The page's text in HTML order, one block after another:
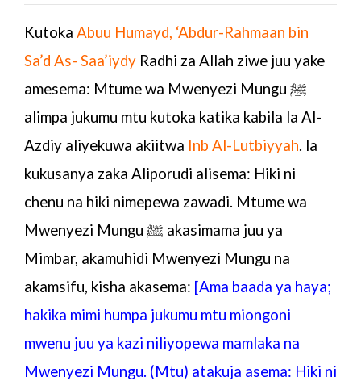
Kutoka Abuu Humayd, ‘Abdur-Rahmaan bin
Sa’d As- Saa’iydy Radhi za Allah ziwe juu yake
amesema: Mtume wa Mwenyezi Mungu ﷺ
alimpa jukumu mtu kutoka katika kabila la Al-
Azdiy aliyekuwa akiitwa Inb Al-Lutbiyyah. la
kukusanya zaka Aliporudi alisema: Hiki ni
chenu na hiki nimepewa zawadi. Mtume wa
Mwenyezi Mungu ﷺ akasimama juu ya
Mimbar, akamuhidi Mwenyezi Mungu na
akamsifu, kisha akasema: [Ama baada ya haya;
hakika mimi humpa jukumu mtu miongoni
mwenu juu ya kazi niliyopewa mamlaka na
Mwenyezi Mungu. (Mtu) atakuja asema: Hiki ni